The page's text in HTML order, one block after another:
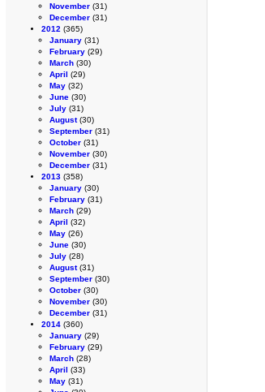
November (31)
December (31)
2012 (365)
January (31)
February (29)
March (30)
April (29)
May (32)
June (30)
July (31)
August(30)
September (31)
October (31)
November (30)
December (31)
2013 (358)
January (30)
February (31)
March (29)
April (32)
May (26)
June (30)
July (28)
August(31)
September (30)
October (30)
November (30)
December (31)
2014 (360)
January (29)
February (29)
March (28)
April (33)
May (31)